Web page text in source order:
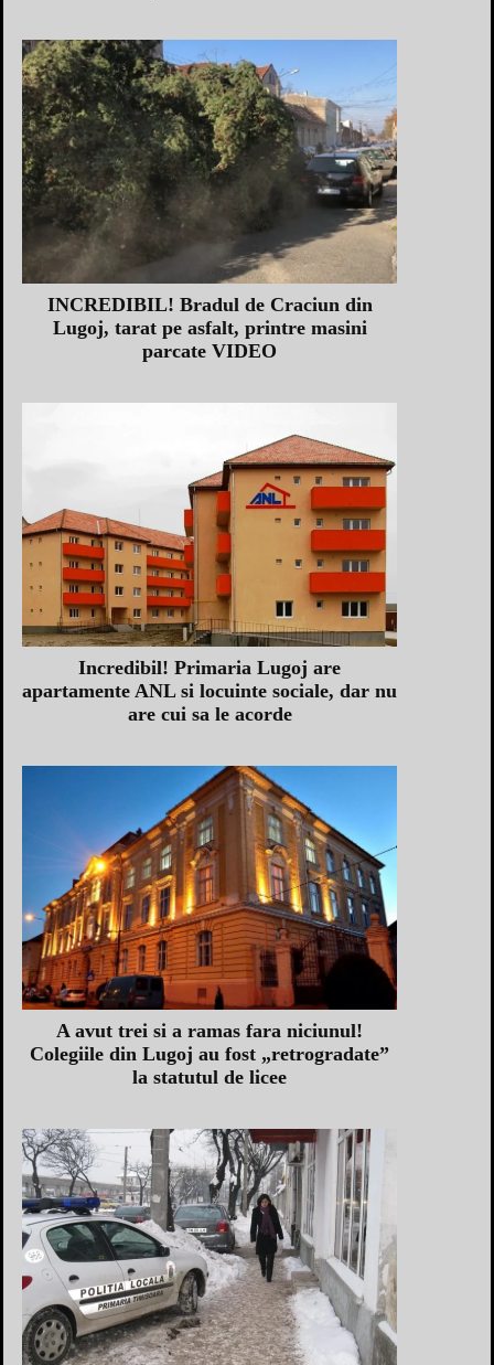
INCREDIBIL! Bradul de Craciun din
Lugoj, tarat pe asfalt, printre masini
parcate VIDEO
Incredibil! Primaria Lugoj are
apartamente ANL si locuinte sociale, dar nu
are cui sa le acorde
A avut trei si a ramas fara niciunul!
Colegiile din Lugoj au fost „retrogradate”
la statutul de licee